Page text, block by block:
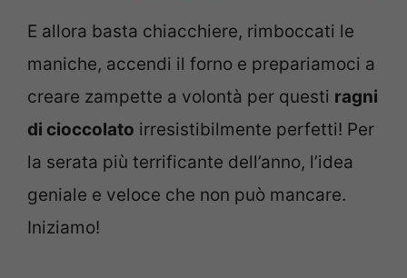
E allora basta chiacchiere, rimboccati le
maniche, accendi il forno e prepariamoci a
creare zampette a volontà per questi ragni
di cioccolato irresistibilmente perfetti! Per
la serata più terrificante dell’anno, l’idea
geniale e veloce che non può mancare.
Iniziamo!